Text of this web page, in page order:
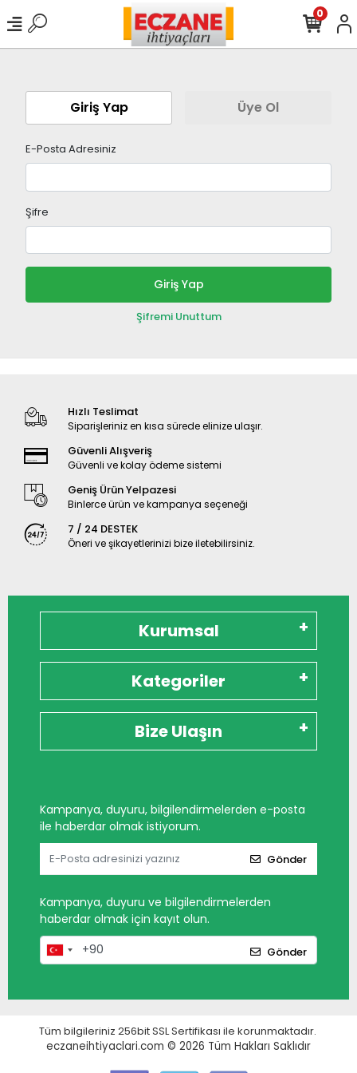
0
Giriş Yap Üye Ol
E-Posta Adresiniz
Şifre
Giriş Yap
Şifremi Unuttum
Hızlı Teslimat
Siparişleriniz en kısa sürede elinize ulaşır.
Güvenli Alışveriş
Güvenli ve kolay ödeme sistemi
Geniş Ürün Yelpazesi
Binlerce ürün ve kampanya seçeneği
7 / 24 DESTEK
Öneri ve şikayetlerinizi bize iletebilirsiniz.
Kurumsal
Kategoriler
Bize Ulaşın
Kampanya, duyuru, bilgilendirmelerden e-posta
ile haberdar olmak istiyorum.
Gönder
Kampanya, duyuru ve bilgilendirmelerden
haberdar olmak için kayıt olun.
Gönder
Tüm bilgileriniz 256bit SSL Sertifikası ile korunmaktadır.
eczaneihtiyaclari.com © 2026 Tüm Hakları Saklıdır